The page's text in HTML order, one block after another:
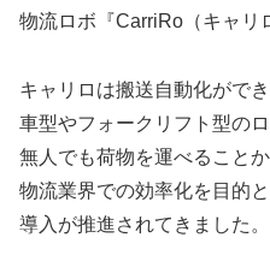
物流ロボ『CarriRo（キャリ
キャリロは搬送自動化がで
車型やフォークリフト型のロ
無人でも荷物を運べることか
物流業界での効率化を目的と
導入が推進されてきました。